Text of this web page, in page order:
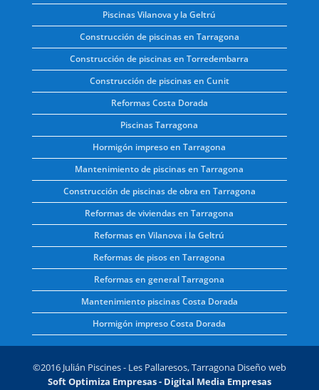
Piscinas Vilanova y la Geltrú
Construcción de piscinas en Tarragona
Construcción de piscinas en Torredembarra
Construcción de piscinas en Cunit
Reformas Costa Dorada
Piscinas Tarragona
Hormigón impreso en Tarragona
Mantenimiento de piscinas en Tarragona
Construcción de piscinas de obra en Tarragona
Reformas de viviendas en Tarragona
Reformas en Vilanova i la Geltrú
Reformas de pisos en Tarragona
Reformas en general Tarragona
Mantenimiento piscinas Costa Dorada
Hormigón impreso Costa Dorada
©2016 Julián Piscines - Les Pallaresos, Tarragona Diseño web
Soft Optimiza Empresas- Digital Media Empresas